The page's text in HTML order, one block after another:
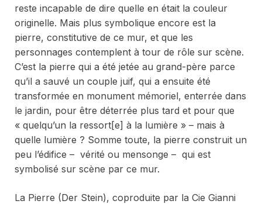
reste incapable de dire quelle en était la couleur
originelle. Mais plus symbolique encore est la
pierre, constitutive de ce mur, et que les
personnages contemplent à tour de rôle sur scène.
C’est la pierre qui a été jetée au grand-père parce
qu’il a sauvé un couple juif, qui a ensuite été
transformée en monument mémoriel, enterrée dans
le jardin, pour être déterrée plus tard et pour que
« quelqu’un la ressort[e] à la lumière » – mais à
quelle lumière ? Somme toute, la pierre construit un
peu l’édifice – vérité ou mensonge – qui est
symbolisé sur scène par ce mur.
La Pierre (Der Stein), coproduite par la Cie Gianni